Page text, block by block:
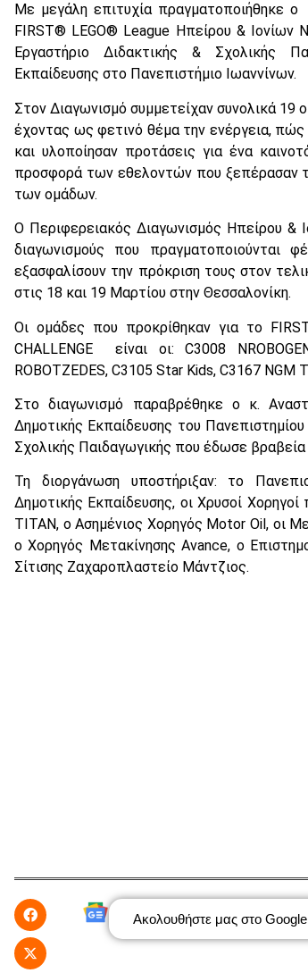
Με μεγάλη επιτυχία πραγματοποιήθηκε ο
FIRST® LEGO® League Ηπείρου & Ιονίων
Εργαστήριο Διδακτικής & Σχολικής
Εκπαίδευσης στο Πανεπιστήμιο Ιωαννίνων.
Στον Διαγωνισμό συμμετείχαν συνολικά
έχοντας ως φετινό θέμα την ενέργεια, πώς
και υλοποίησαν προτάσεις για ένα
προσφορά των εθελοντών που ξεπέρασαν
των ομάδων.
Ο Περιφερειακός Διαγωνισμός Ηπείρου &
διαγωνισμούς που
εξασφαλίσουν την πρόκριση τους στον
στις 18 και 19 Μαρτίου στην Θεσσαλονίκη.
Οι ομάδες που προκρίθηκαν για το
CHALLENGE είναι οι: C3008
ROBOTZEDES, C3105 Star Kids, C3167 NGM
Στο διαγωνισμό παραβρέθηκε ο κ.
Δημοτικής Εκπαίδευσης του
Σχολικής Παιδαγωγικής που έδωσε βραβεία
Τη διοργάνωση υποστήριξαν: το
Δημοτικής Εκπαίδευσης, οι Χρυσοί
ΤΙΤΑΝ, ο Ασημένιος Χορηγός Motor Oil, οι
ο Χορηγός Μετακίνησης Avance, ο
Σίτισης Ζαχαροπλαστείο Μάντζιος.
Ακολουθήστε μας στο